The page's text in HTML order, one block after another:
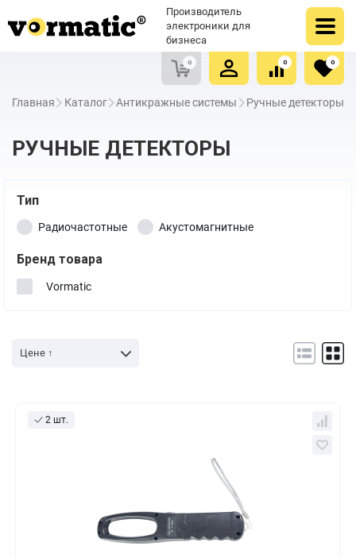
Производитель
электроники для
бизнеса
0
Очистить список сравнения
0
Очистить избранное
0
Главная Каталог Антикражные системы Ручные детекторы
РУЧНЫЕ ДЕТЕКТОРЫ
Тип
Радиочастотные Акустомагнитные
Бренд товара
Vormatic
Цене ↑
2 шт.